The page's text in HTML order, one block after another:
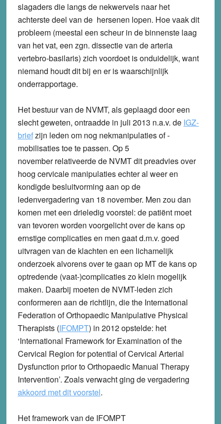
slagaders die langs de nekwervels naar het
achterste deel van de hersenen lopen. Hoe vaak dit
probleem (meestal een scheur in de binnenste laag
van het vat, een zgn. dissectie van de arteria
vertebro-basilaris) zich voordoet is onduidelijk, want
niemand houdt dit bij en er is waarschijnlijk
onderrapportage.
Het bestuur van de NVMT, als geplaagd door een
slecht geweten, ontraadde in juli 2013 n.a.v. de IGZ-
briefzijn leden om nog nekmanipulaties of -
mobilisaties toe te passen. Op 5
november relativeerde de NVMT dit preadvies over
hoog cervicale manipulaties echter al weer en
kondigde besluitvorming aan op de
ledenvergadering van 18 november. Men zou dan
komen met een drieledig voorstel: de patiënt moet
van tevoren worden voorgelicht over de kans op
ernstige complicaties en men gaat d.m.v. goed
uitvragen van de klachten en een lichamelijk
onderzoek alvorens over te gaan op MT de kans op
optredende (vaat-)complicaties zo klein mogelijk
maken. Daarbij moeten de NVMT-leden zich
conformeren aan de richtlijn, die the International
Federation of Orthopaedic Manipulative Physical
Therapists (IFOMPT) in 2012 opstelde: het
‘International Framework for Examination of the
Cervical Region for potential of Cervical Arterial
Dysfunction prior to Orthopaedic Manual Therapy
Intervention’. Zoals verwacht ging de vergadering
akkoord met dit voorstel.
Het framework van de IFOMPT